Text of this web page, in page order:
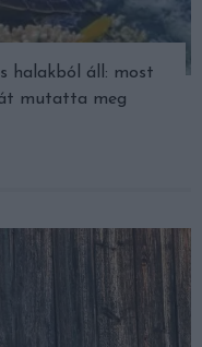
halakból áll: most
mutatta meg